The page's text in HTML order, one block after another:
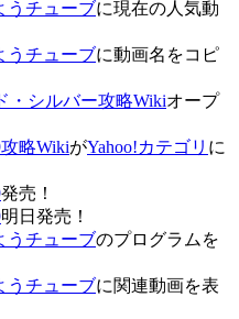
うチューブに現在の人気動
うチューブに動画名をコピ
シルバー攻略Wikiオープ
略WikiがYahoo!カテゴリ に
発売！
明日発売！
うチューブのプログラムを
うチューブに関連動画を表